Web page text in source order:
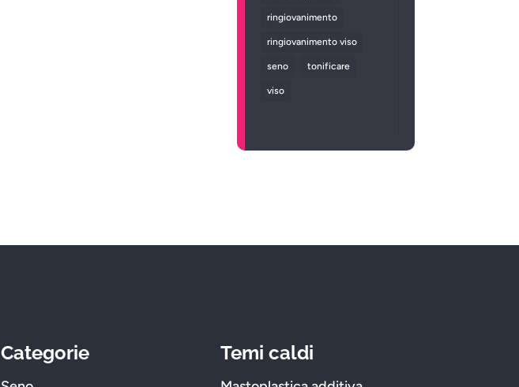
ringiovanimento
ringiovanimento viso
seno tonificare
viso
Categorie Temi caldi